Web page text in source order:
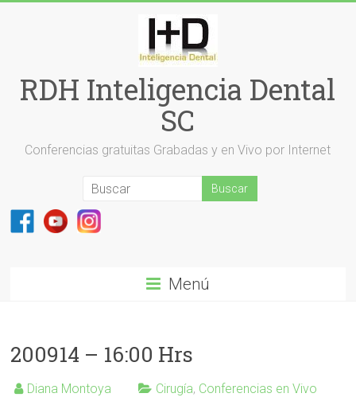
RDH Inteligencia Dental
SC
Conferencias gratuitas Grabadas y en Vivo por Internet
Menú
200914 – 16:00 Hrs
Diana Montoya Cirugía, Conferencias en Vivo